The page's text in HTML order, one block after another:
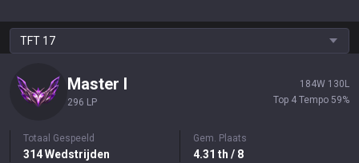
TFT 17
Master I
296 LP
184W 130 L
Top 4 Tempo 59%
Totaal Gespeeld
314Wedstrijden
Gem. Plaats
4.31 th / 8